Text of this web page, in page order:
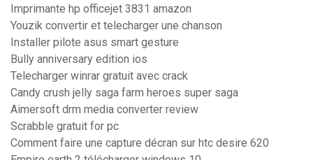
Imprimante hp officejet 3831 amazon
Youzik convertir et telecharger une chanson
Installer pilote asus smart gesture
Bully anniversary edition ios
Telecharger winrar gratuit avec crack
Candy crush jelly saga farm heroes super saga
Aimersoft drm media converter review
Scrabble gratuit for pc
Comment faire une capture décran sur htc desire 620